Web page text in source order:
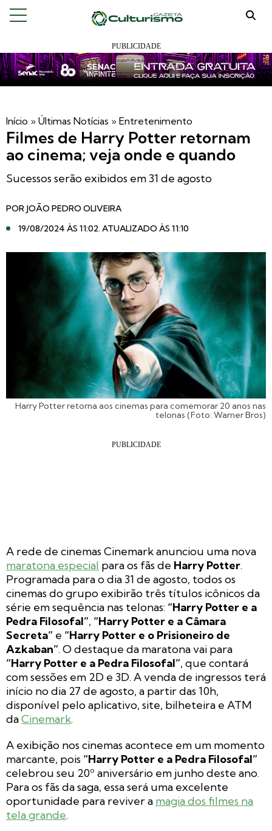
Início » Últimas Notícias » Entretenimento
Filmes de Harry Potter retornam
ao cinema; veja onde e quando
Sucessos serão exibidos em 31 de agosto
POR JOÃO PEDRO OLIVEIRA
19/08/2024 ÀS 11:02. ATUALIZADO ÀS 11:10
Harry Potter retorna aos cinemas para comemorar 20 anos nas
telonas (Foto: Warner Bros)
A rede de cinemas Cinemark anunciou uma nova
maratona especial para os fãs de Harry Potter.
Programada para o dia 31 de agosto, todos os
cinemas do grupo exibirão três títulos icônicos da
série em sequência nas telonas: “Harry Potter e a
Pedra Filosofal”, “Harry Potter e a Câmara
Secreta” e “Harry Potter e o Prisioneiro de
Azkaban”. O destaque da maratona vai para
“Harry Potter e a Pedra Filosofal”, que contará
com sessões em 2D e 3D. A venda de ingressos terá
início no dia 27 de agosto, a partir das 10h,
disponível pelo aplicativo, site, bilheteira e ATM
daCinemark.
A exibição nos cinemas acontece em um momento
marcante, pois “Harry Potter e a Pedra Filosofal”
celebrou seu 20º aniversário em junho deste ano.
Para os fãs da saga, essa será uma excelente
oportunidade para reviver a magia dos filmes na
tela grande.